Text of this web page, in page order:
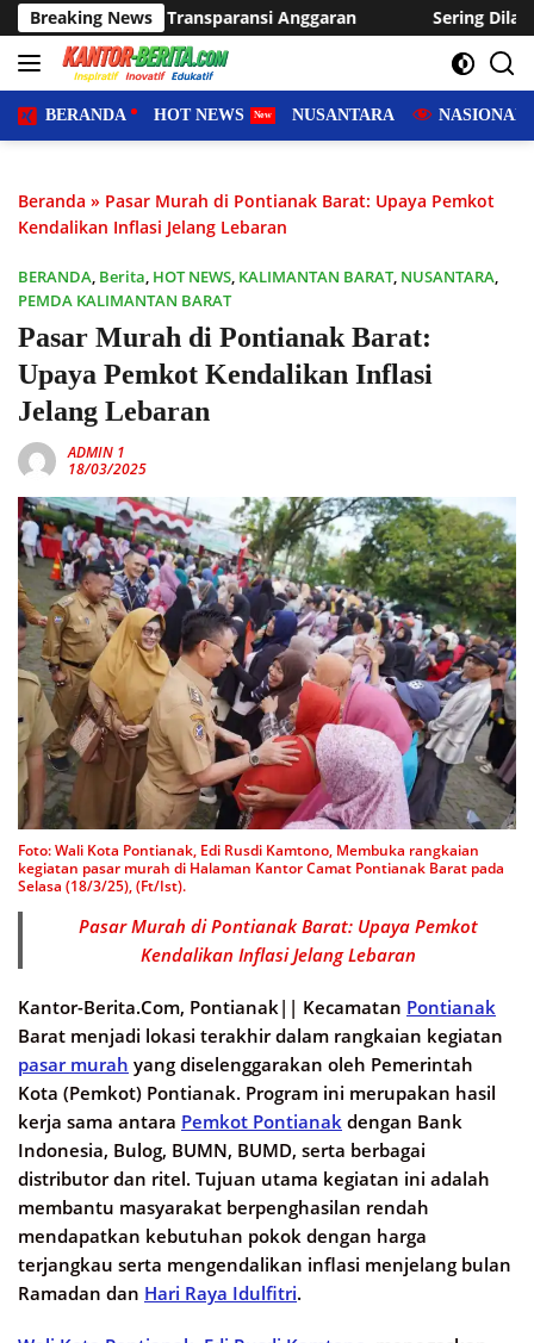
Langsung
ke
konten
Breaking News
Anggaran Sering Dilanda Genangan, Desa
BERANDA HOT NEWS NUSANTARA NASIONAL
Beranda » Pasar Murah di Pontianak Barat: Upaya Pemkot
Kendalikan Inflasi Jelang Lebaran
BERANDA, Berita, HOT NEWS, KALIMANTAN BARAT, NUSANTARA,
PEMDA KALIMANTAN BARAT
Pasar Murah di Pontianak Barat:
Upaya Pemkot Kendalikan Inflasi
Jelang Lebaran
ADMIN 1
18/03/2025
Foto: Wali Kota Pontianak, Edi Rusdi Kamtono, Membuka rangkaian
kegiatan pasar murah di Halaman Kantor Camat Pontianak Barat pada
Selasa (18/3/25), (Ft/Ist).
Pasar Murah di Pontianak Barat: Upaya Pemkot
Kendalikan Inflasi Jelang Lebaran
Kantor-Berita.Com, Pontianak|| Kecamatan Pontianak
Barat menjadi lokasi terakhir dalam rangkaian kegiatan
pasar murah yang diselenggarakan oleh Pemerintah
Kota (Pemkot) Pontianak. Program ini merupakan hasil
kerja sama antara Pemkot Pontianak dengan Bank
Indonesia, Bulog, BUMN, BUMD, serta berbagai
distributor dan ritel. Tujuan utama kegiatan ini adalah
membantu masyarakat berpenghasilan rendah
mendapatkan kebutuhan pokok dengan harga
terjangkau serta mengendalikan inflasi menjelang bulan
Ramadan dan Hari Raya Idulfitri.